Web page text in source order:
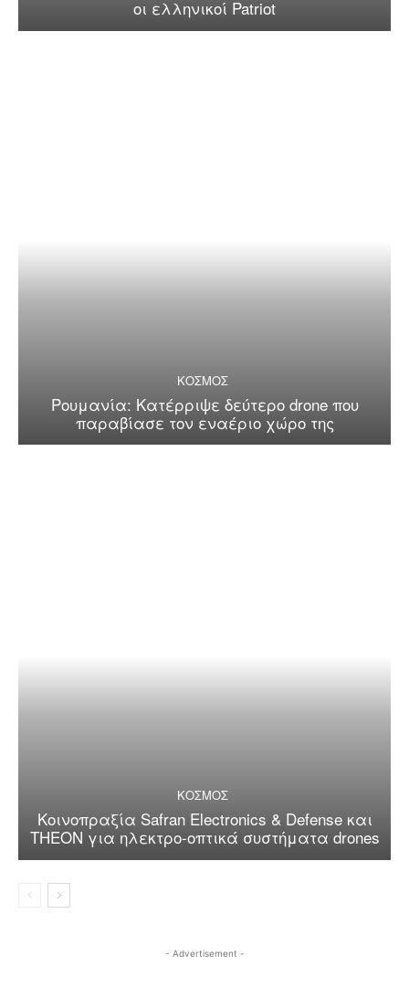
οι ελληνικοί Patriot
ΚΟΣΜΟΣ
Ρουμανία: Κατέρριψε δεύτερο drone που
παραβίασε τον εναέριο χώρο της
ΚΟΣΜΟΣ
Κοινοπραξία Safran Electronics & Defense και
THEON για ηλεκτρο-οπτικά συστήματα drones
- Advertisement -